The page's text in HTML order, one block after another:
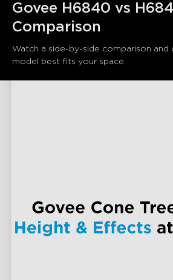
Govee H6840 vs
Comparison
Watch a side-by-side comparison and
model best fits your space.